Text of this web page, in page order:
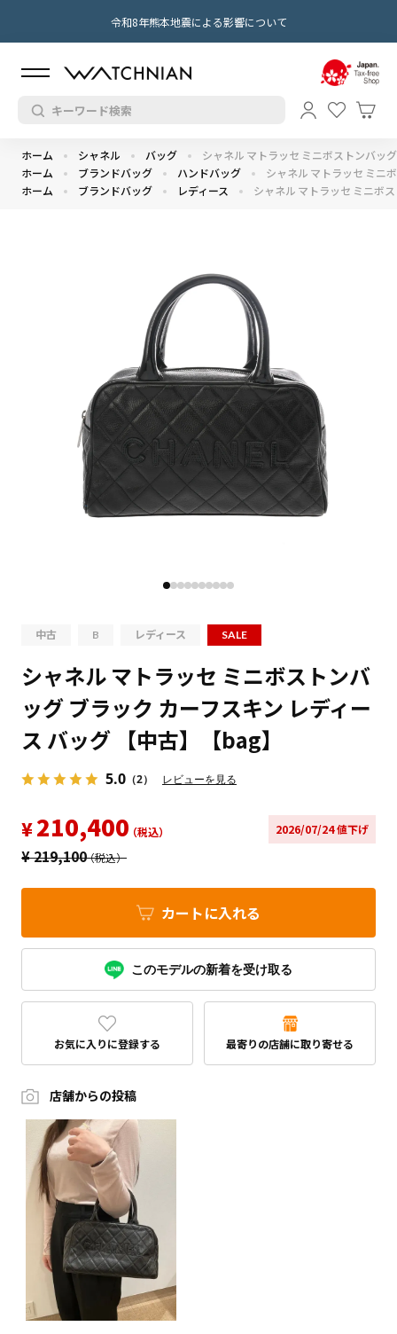
令和8年熊本地震による影響について
ホーム シャネル バッグ
シャネル マトラッセ ミニボストンバッ
ホーム
ブランドバッグ ハンドバッグ
シャネル マトラッセ ミニ
ホーム
ブランドバッグ レディース シャネル マトラッセ ミニボ
中古 B レディース SALE
シャネル マトラッセ ミニボストンバ
ッグ ブラック カーフスキン レディー
ス バッグ 【中古】【bag】
5.0 （2） レビューを見る
2026/07/24 値下げ
¥210,400（税込）
¥219,100（税込）
カートに入れる
このモデルの新着を受け取る
お気に入りに登録する 最寄りの店舗に取り寄せる
店舗からの投稿